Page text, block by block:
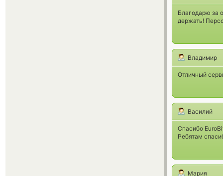
Благодарю за
держать!
Владимир
Отличный
Василий
Спасибо
Ребятам
Мария